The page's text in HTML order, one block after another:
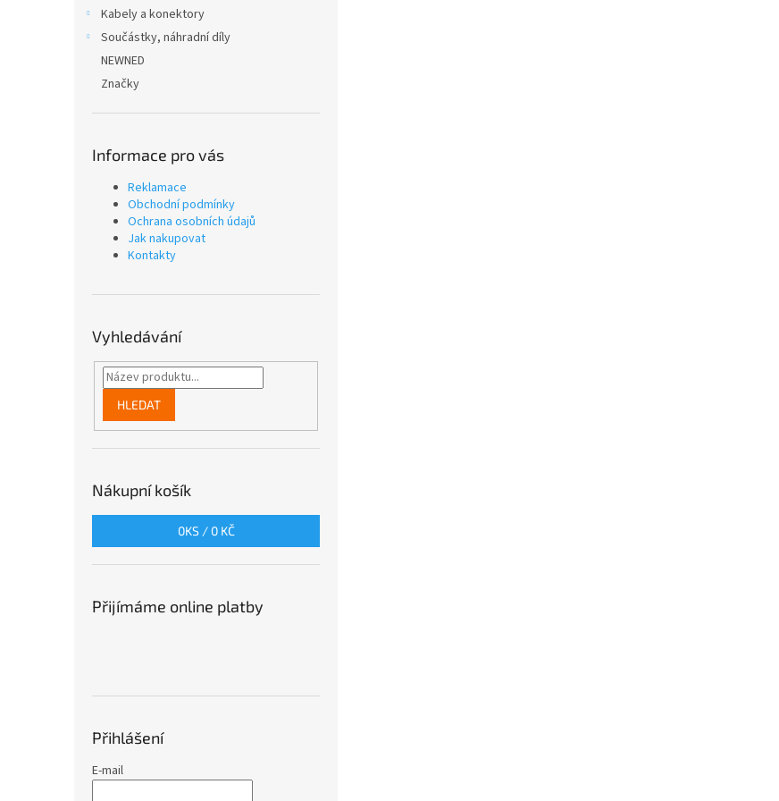
Kabely a konektory
Součástky, náhradní díly
NEWNED
Značky
Informace pro vás
Reklamace
Obchodní podmínky
Ochrana osobních údajů
Jak nakupovat
Kontakty
Vyhledávání
HLEDAT
Nákupní košík
0KS / 0 KČ
Přijímáme online platby
Přihlášení
E-mail